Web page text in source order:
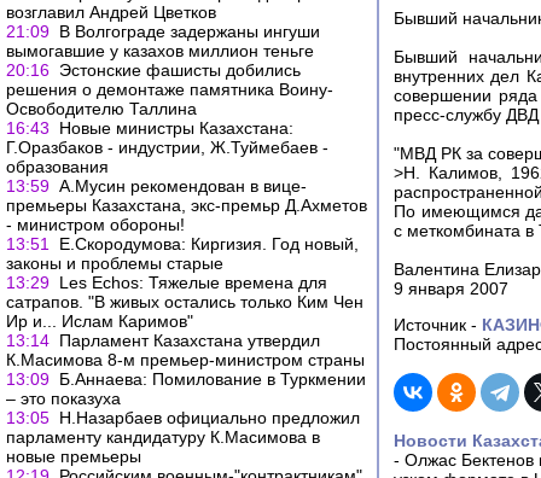
возглавил Андрей Цветков
21:09 В Волгограде задержаны ингуши
вымогавшие у казахов миллион теньге
20:16 Эстонские фашисты добились
решения о демонтаже памятника Воину-
Освободителю Таллина
16:43
Новые министры Казахстана:
Г.Оразбаков - индустрии, Ж.Туймебаев -
образования
13:59 А.Мусин рекомендован в вице-
премьеры Казахстана, экс-премьр Д.Ахметов
- министром обороны!
13:51
Е.Скородумова: Киргизия. Год новый,
законы и проблемы старые
13:29 Les Echos: Тяжелые времена для
сатрапов. "В живых остались только Ким Чен
Ир и... Ислам Каримов"
13:14 Парламент Казахстана утвердил
К.Масимова 8-м премьер-министром страны
13:09 Б.Аннаева: Помилование в Туркмении
– это показуха
13:05 Н.Назарбаев официально предложил
парламенту кандидатуру К.Масимова в
новые премьеры
Бывший
Бывший
внутренних дел
совершении
пресс-службу ДВД
"МВД РК за
>Н. Калимов,
По имеющимся
с меткомбината в
Валентина
9 января 2007
Источник -
Постоянный
Новости
- Олжас Бектенов